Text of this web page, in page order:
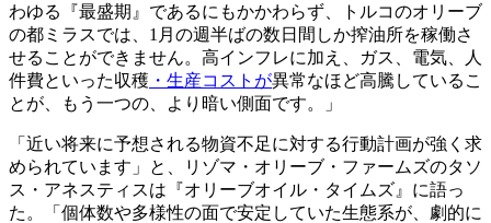
わゆる『最盛期』であるにもかかわらず、トルコのオリーブ
の都ミラスでは、1月の週半ばの数日間しか搾油所を稼働さ
せることができません。高インフレに加え、ガス、電気、人
件費といった収穫 ・生産コストが異常なほど高騰しているこ
とが、もう一つの、より暗い側面です。」
「近い将来に予想される物資不足に対する行動計画が強く求
められています」と、リゾマ・オリーブ・ファームズのタソ
ス・アネスティスは『オリーブオイル・タイムズ』に語っ
た。「個体数や多様性の面で安定していた生態系が、劇的に